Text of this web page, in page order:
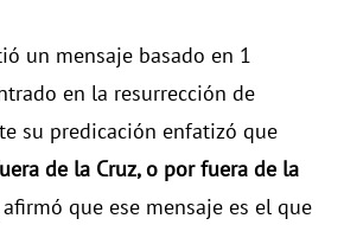
un mensaje basado en 1
en la resurrección de
su predicación enfatizó que
de la Cruz, o por fuera de la
afirmó que ese mensaje es el que